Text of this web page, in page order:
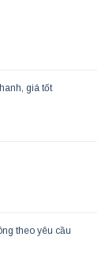
giá tốt
theo yêu cầu